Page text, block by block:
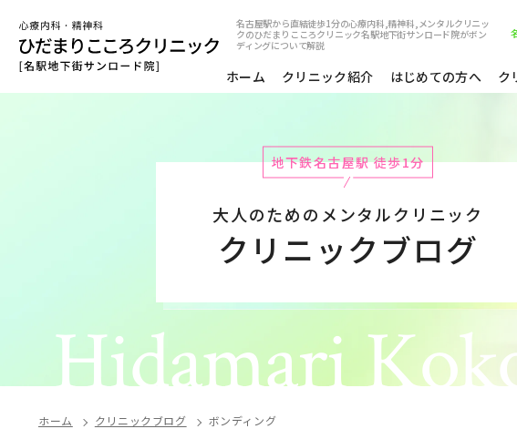
名古屋駅から直結徒歩1分の心療内科,精神科,メンタルクリニッ
クのひだまりこころクリニック名駅地下街サンロード院がボン
ディングについて解説
ホーム クリニック紹介 はじめての方へ ク
地下鉄名古屋駅 徒歩1分
大人のためのメンタルクリニック
クリニックブログ
Hidamari
ホーム クリニックブログ ボンディング